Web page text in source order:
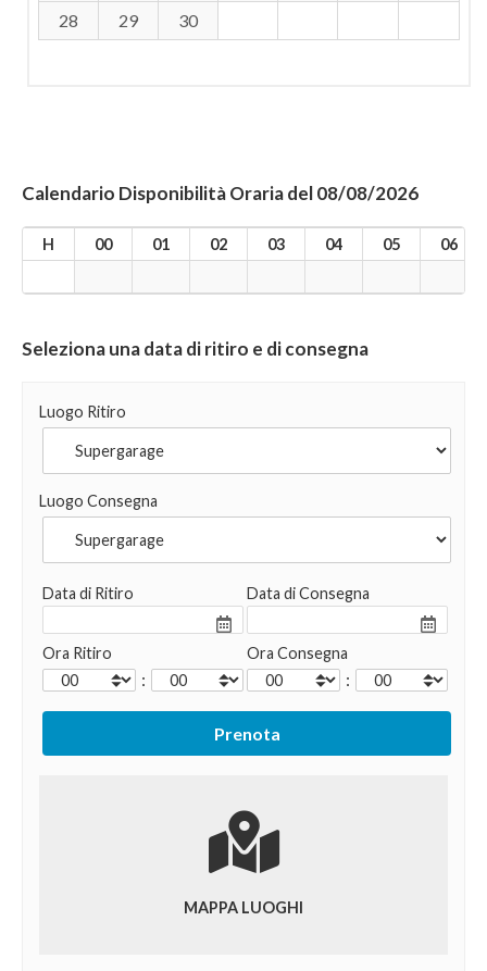
28
29 30
Calendario Disponibilità Oraria del 08/08/2026
H 00 01 02 03 04 05 06
Seleziona una data di ritiro e di consegna
Luogo Ritiro
Luogo Consegna
Data di Ritiro
Ora Ritiro
:
Data di Consegna
Ora Consegna
:
MAPPA LUOGHI